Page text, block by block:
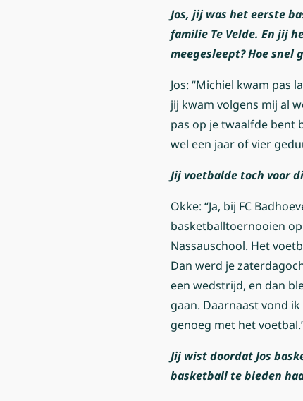
Jos, jij was het eerste
familie Te Velde. En jij
meegesleept? Hoe snel
Jos: “Michiel kwam pas
jij kwam volgens mij al
pas op je twaalfde bent
wel een jaar of vier
Jij voetbalde toch voor
Okke: “Ja, bij FC
basketballtoernooien
Nassauschool. Het
Dan werd je
een wedstrijd, en dan
gaan. Daarnaast vond
genoeg met het
Jij wist doordat Jos
basketball te bieden